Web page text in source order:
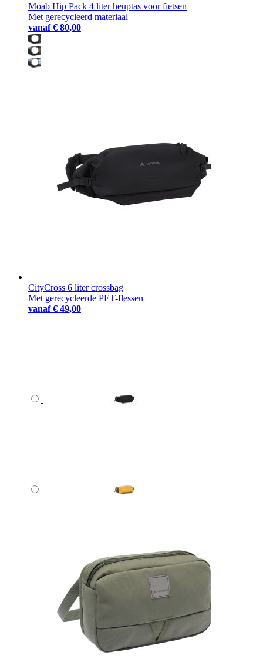
Moab Hip Pack 4 liter heuptas voor fietsen
Met gerecycleerd materiaal
vanaf € 80,00
CityCross 6 liter crossbag
Met gerecycleerde PET-flessen
vanaf € 49,00